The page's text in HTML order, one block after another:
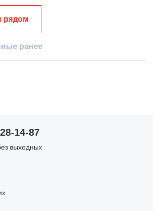
рядом
ранее
14-87
выходных